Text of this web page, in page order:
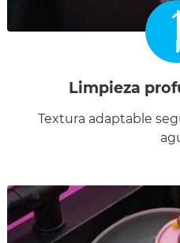
1
Limpieza
Textura adaptable